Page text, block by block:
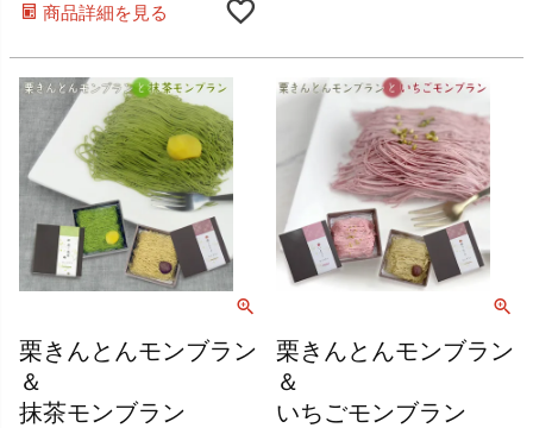
商品詳細を見る
栗きんとんモンブラン
＆
抹茶モンブラン
栗きんとんモンブラン
＆
いちごモンブラン